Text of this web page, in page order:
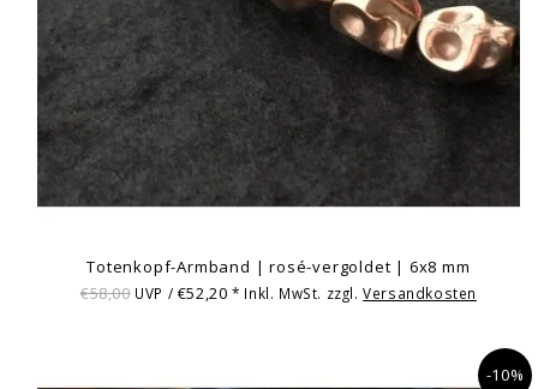
Totenkopf-Armband | rosé-vergoldet | 6x8 mm
€58,00 UVP / €52,20* Inkl. MwSt. zzgl.Versandkosten
-10%